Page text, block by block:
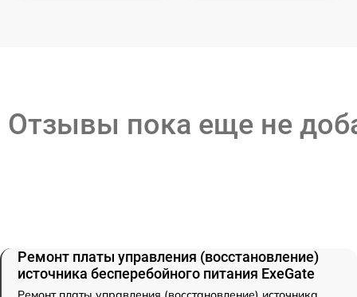
Отзывы пока еще не
Ремонт платы управления (восстановление)
источника бесперебойного питания ExeGate